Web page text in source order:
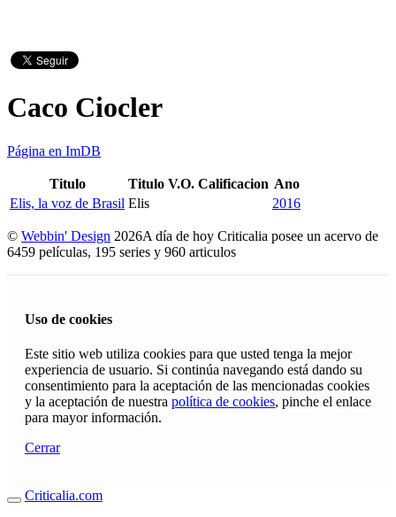
Caco Ciocler
Página en ImDB
Titulo Titulo V.O. Calificacion Ano
Elis, la voz de Brasil Elis 2016
© Webbin' Design 2026A día de hoy Criticalia posee un acervo de
6459 películas, 195 series y 960 articulos
Uso de cookies
Este sitio web utiliza cookies para que usted tenga la mejor
experiencia de usuario. Si continúa navegando está dando su
consentimiento para la aceptación de las mencionadas cookies
y la aceptación de nuestra política de cookies, pinche el enlace
para mayor información.
Cerrar
Criticalia.com